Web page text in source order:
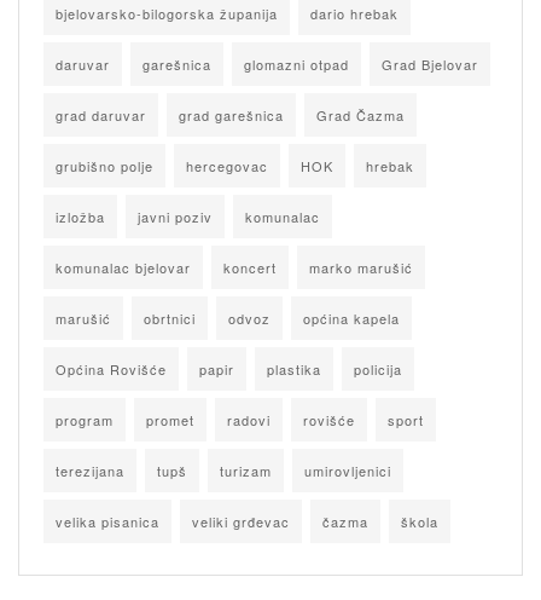
bjelovarsko-bilogorska županija dario hrebak
daruvar garešnica glomazni otpad Grad Bjelovar
grad daruvar grad garešnica Grad Čazma
grubišno polje hercegovac HOK hrebak
izložba javni poziv komunalac
komunalac bjelovar koncert marko marušić
marušić obrtnici odvoz općina kapela
Općina Rovišće papir plastika policija
program promet radovi rovišće sport
terezijana tupš turizam umirovljenici
velika pisanica veliki grđevac čazma škola